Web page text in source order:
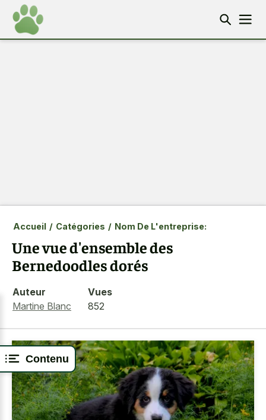
Contenu
Accueil / Catégories / Nom De L'entreprise:
Une vue d'ensemble des
Bernedoodles dorés
Auteur
Martine Blanc
Vues
852